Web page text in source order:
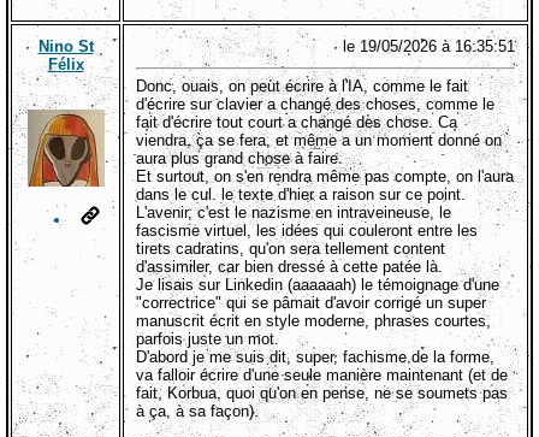
Nino St
Félix
le 19/05/2026 à 16:35:51
Donc, ouais, on peut écrire à l'IA, comme le fait
d'écrire sur clavier a changé des choses, comme le
fait d'écrire tout court a changé des chose. Ca
viendra, ça se fera, et même a un moment donné on
aura plus grand chose à faire.
Et surtout, on s'en rendra même pas compte, on l'aura
dans le cul. le texte d'hier a raison sur ce point.
L'avenir, c'est le nazisme en intraveineuse, le
fascisme virtuel, les idées qui couleront entre les
tirets cadratins, qu'on sera tellement content
d'assimiler, car bien dressé à cette patée là.
Je lisais sur Linkedin (aaaaaah) le témoignage d'une
"correctrice" qui se pâmait d'avoir corrigé un super
manuscrit écrit en style moderne, phrases courtes,
parfois juste un mot.
D'abord je me suis dit, super, fachisme de la forme,
va falloir écrire d'une seule manière maintenant (et de
fait, Korbua, quoi qu'on en pense, ne se soumets pas
à ça, à sa façon).